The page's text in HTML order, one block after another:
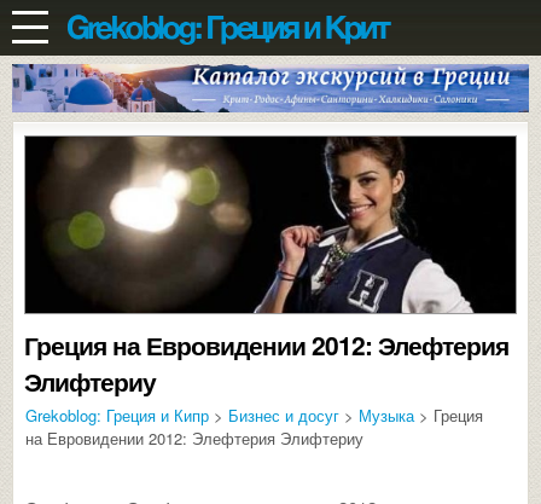
Греция на Евровидении 2012: Элефтерия
Элифтериу
Grekoblog: Греция и Кипр > Бизнес и досуг > Музыка> Греция
на Евровидении 2012: Элефтерия Элифтериу